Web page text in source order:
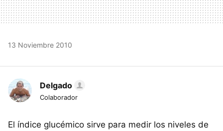
13 Noviembre 2010
Delgado
Colaborador
El índice glucémico sirve para medir los niveles de